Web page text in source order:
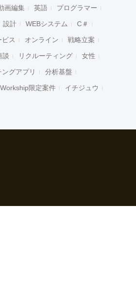
画編集 英語 プログラマー
設計 WEBシステム C＃
ス オンライン 戦略立案
談 リクルーティング 女性
ングアプリ 分析基盤
Workship限定案件 イチジュウ